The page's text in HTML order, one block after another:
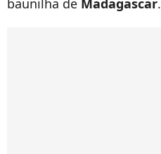
baunilha de Madagascar.